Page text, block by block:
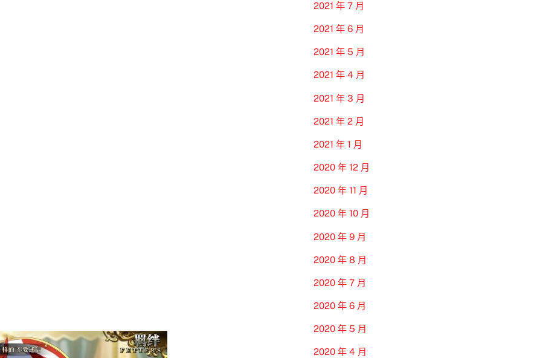
2021 年 7 月
2021 年 6 月
2021 年 5 月
2021 年 4 月
2021 年 3 月
2021 年 2 月
2021 年 1 月
2020 年 12 月
2020 年 11 月
2020 年 10 月
2020 年 9 月
2020 年 8 月
2020 年 7 月
2020 年 6 月
2020 年 5 月
2020 年 4 月